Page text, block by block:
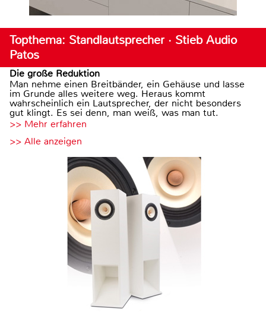
Topthema: Standlautsprecher · Stieb Audio
Patos
Die große Reduktion
Man nehme einen Breitbänder, ein Gehäuse und lasse
im Grunde alles weitere weg. Heraus kommt
wahrscheinlich ein Lautsprecher, der nicht besonders
gut klingt. Es sei denn, man weiß, was man tut.
>> Mehr erfahren
>> Alle anzeigen